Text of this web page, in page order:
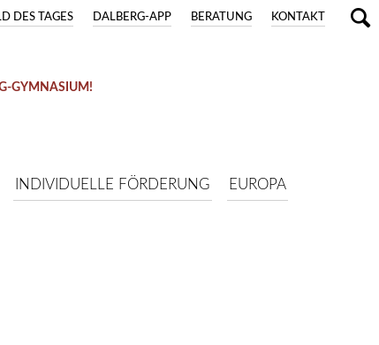
KONTAKT
BERATUNG
DALBERG-APP
DES TAGES
GYMNASIUM!
INDIVIDUELLE FÖRDERUNG EUROPA